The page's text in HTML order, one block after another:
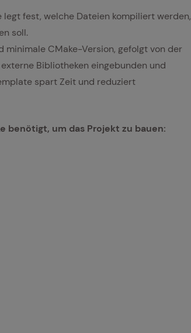
fest, welche Dateien kompiliert werden,
soll.
CMake-Version, gefolgt von der
Bibliotheken eingebunden und
spart Zeit und reduziert
benötigt, um das Projekt zu bauen: